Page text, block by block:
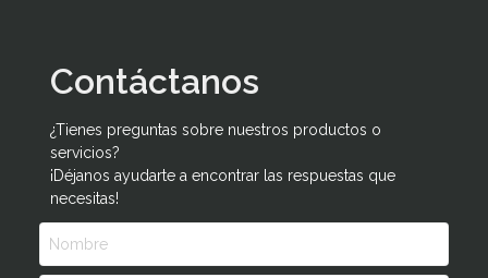
Contáctanos
¿Tienes preguntas sobre nuestros productos o
servicios?
¡Déjanos ayudarte a encontrar las respuestas que
necesitas!